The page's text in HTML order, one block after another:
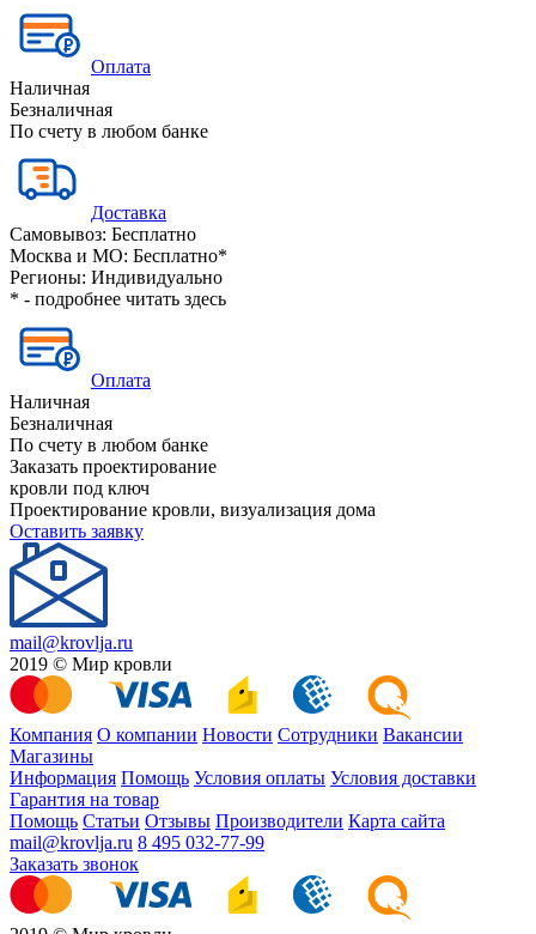
Оплата
Наличная
Безналичная
По счету в любом банке
Доставка
Самовывоз: Бесплатно
Москва и МО: Бесплатно*
Регионы: Индивидуально
* - подробнее читать здесь
Оплата
Наличная
Безналичная
По счету в любом банке
Заказать проектирование
кровли под ключ
Проектирование кровли, визуализация дома
Оставить заявку
mail@krovlja.ru
2019 © Мир кровли
Компания О компании Новости Сотрудники Вакансии
Магазины
Информация Помощь Условия оплаты Условия доставки
Гарантия на товар
Помощь Статьи Отзывы Производители Карта сайта
mail@krovlja.ru 8 495 032-77-99
Заказать звонок